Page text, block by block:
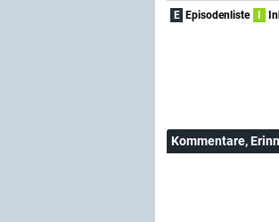
E Episodenliste I
Kommentare,